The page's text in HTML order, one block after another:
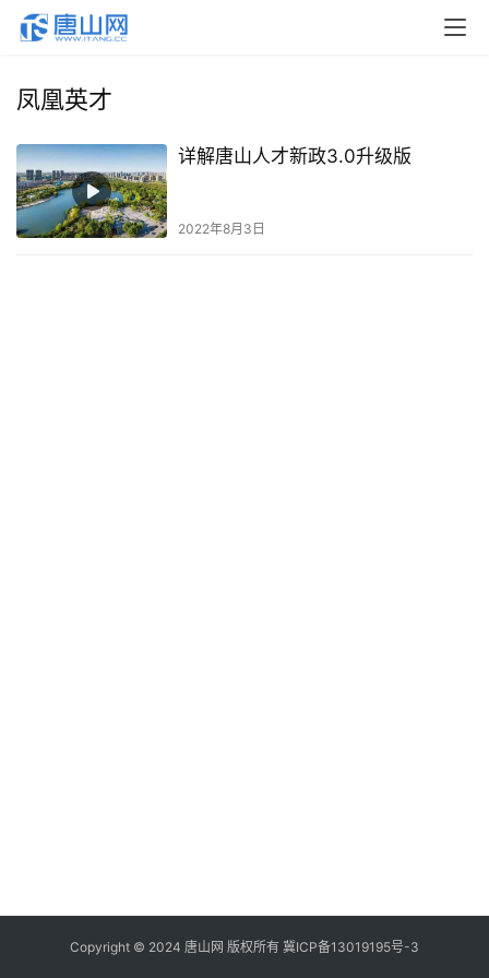
凤凰英才
详解唐山人才新政3.0升级版
2022年8月3日
Copyright © 2024 唐山网 版权所有 冀ICP备13019195号-3